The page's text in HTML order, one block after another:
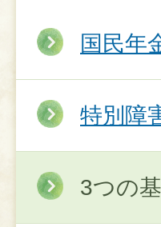
国民年
特別障
3つの